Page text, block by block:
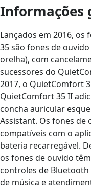
Informações
Lançados em 2016,
35 são fones de
orelha), com
sucessores do
2017, o QuietComfort
QuietComfort 35 II
concha auricular
Assistant. Os fones de
compatíveis com o
bateria recarregável.
os fones de ouvido
controles de
de música e